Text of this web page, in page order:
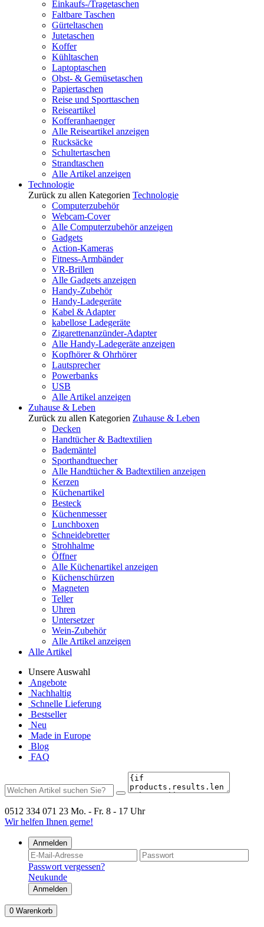
Einkaufs-/Tragetaschen
Faltbare Taschen
Gürteltaschen
Jutetaschen
Koffer
Kühltaschen
Laptoptaschen
Obst- & Gemüsetaschen
Papiertaschen
Reise und Sporttaschen
Reiseartikel
Kofferanhaenger
Alle Reiseartikel anzeigen
Rucksäcke
Schultertaschen
Strandtaschen
Alle Artikel anzeigen
Technologie
Zurück zu allen Kategorien Technologie
Computerzubehör
Webcam-Cover
Alle Computerzubehör anzeigen
Gadgets
Action-Kameras
Fitness-Armbänder
VR-Brillen
Alle Gadgets anzeigen
Handy-Zubehör
Handy-Ladegeräte
Kabel & Adapter
kabellose Ladegeräte
Zigarettenanzünder-Adapter
Alle Handy-Ladegeräte anzeigen
Kopfhörer & Ohrhörer
Lautsprecher
Powerbanks
USB
Alle Artikel anzeigen
Zuhause & Leben
Zurück zu allen Kategorien Zuhause & Leben
Decken
Handtücher & Badtextilien
Bademäntel
Sporthandtuecher
Alle Handtücher & Badtextilien anzeigen
Kerzen
Küchenartikel
Besteck
Küchenmesser
Lunchboxen
Schneidebretter
Strohhalme
Öffner
Alle Küchenartikel anzeigen
Küchenschürzen
Magneten
Teller
Uhren
Untersetzer
Wein-Zubehör
Alle Artikel anzeigen
Alle Artikel
Unsere Auswahl
Angebote
Nachhaltig
Schnelle Lieferung
Bestseller
Neu
Made in Europe
Blog
FAQ
0512 334 071 23 Mo. - Fr. 8 - 17 Uhr
Wir helfen Ihnen gerne!
Anmelden
Passwort vergessen?
Neukunde
Anmelden
0 Warenkorb